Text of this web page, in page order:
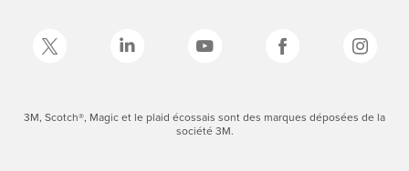
3M, Scotch®, Magic et le plaid écossais sont des marques déposées de la
société 3M.